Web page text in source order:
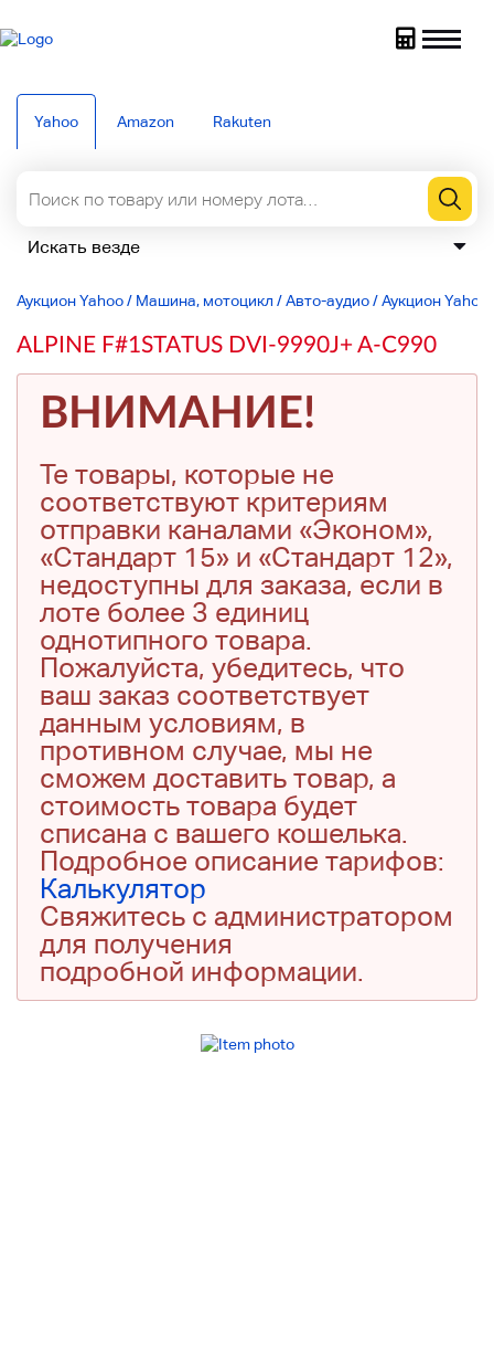
Yahoo Amazon Rakuten
Аукцион Yahoo/ Машина, мотоцикл /Авто-аудио/Аукцион
ALPINE F#1STATUS DVI-9990J+ A-C990
ВНИМАНИЕ!
Те товары, которые не
соответствуют критериям
отправки каналами «Эконом»,
«Стандарт 15» и «Стандарт 12»,
недоступны для заказа, если в
лоте более 3 единиц
однотипного товара.
Пожалуйста, убедитесь, что
ваш заказ соответствует
данным условиям, в
противном случае, мы не
сможем доставить товар, а
стоимость товара будет
списана с вашего кошелька.
Подробное описание тарифов:
Калькулятор
Свяжитесь с администратором
для получения
подробной информации.